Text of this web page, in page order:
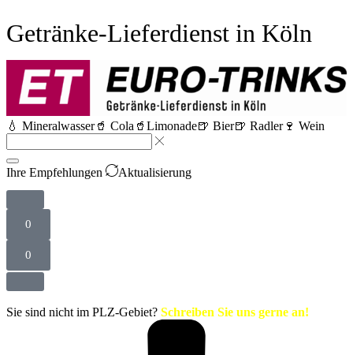
Getränke-Lieferdienst in Köln
💧 Mineralwasser🥤 Cola 🥤Limonade🍺 Bier🍺 Radler🍷 Wein
Ihre Empfehlungen Aktualisierung
0
0
Sie sind nicht im PLZ-Gebiet? Schreiben Sie uns gerne an!